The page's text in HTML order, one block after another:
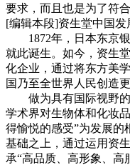
要求，而且也是为了符
[编辑本段]资生堂中国发
1872年，日本东京银
就此诞生。如今，资生
化企业，通过将东方美
国乃至全世界人民创造
做为具有国际视野的
学术界对生物体和化妆
得愉悦的感受”为发展的
基础之上，通过运用资
承“高品质、高形象、高